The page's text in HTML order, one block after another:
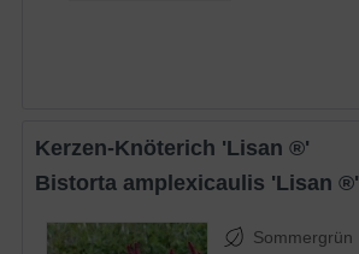
Kerzen-Knöterich 'Lisan ®'
Bistorta amplexicaulis 'Lisan ®'
Sommergrün